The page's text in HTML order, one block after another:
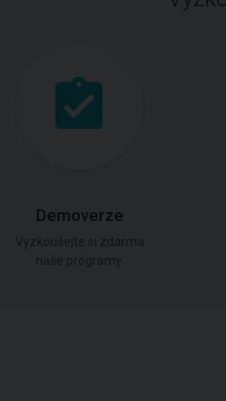
Demoverze